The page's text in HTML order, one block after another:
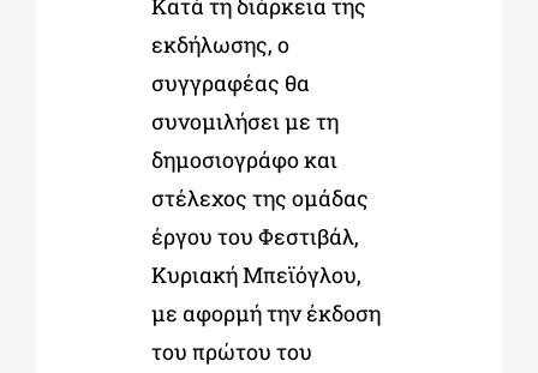
εκδήλωσης, ο
συγγραφέας θα
συνομιλήσει με τη
δημοσιογράφο και
στέλεχος της ομάδας
έργου του Φεστιβάλ,
Κυριακή Μπεϊόγλου,
με αφορμή την έκδοση
του πρώτου του